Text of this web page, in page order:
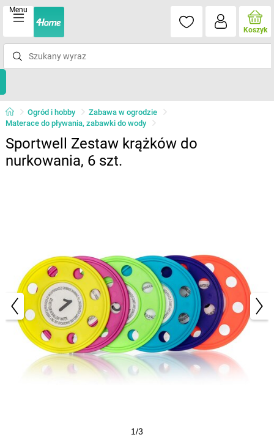
Menu
Koszyk
Ogród i hobby
Zabawa w ogrodzie
Materace do pływania, zabawki do wody
Sportwell Zestaw krążków do
nurkowania, 6 szt.
1/3